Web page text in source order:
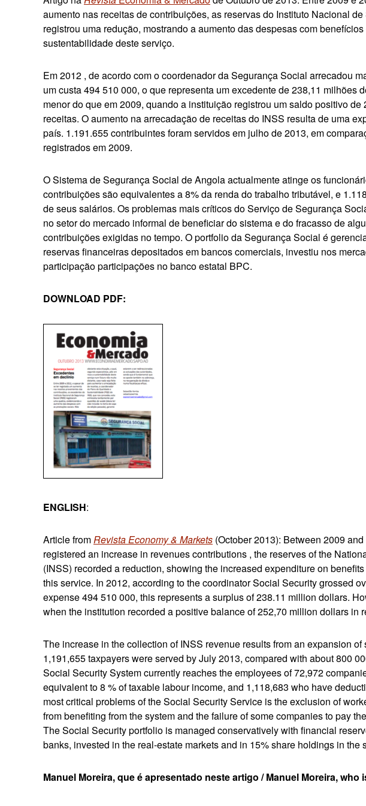
aumento nas receitas de contribuições, as reservas do Instituto Nacional
registrou uma redução, mostrando a aumento das despesas com
sustentabilidade deste serviço.
Em 2012 , de acordo com o coordenador da Segurança Social arrecadou
um custa 494 510 000, o que representa um excedente de 238,11 milhões
menor do que em 2009, quando a instituição registrou um saldo positivo
receitas. O aumento na arrecadação de receitas do INSS resulta de uma
país. 1.191.655 contribuintes foram servidos em julho de 2013, em
registrados em 2009.
O Sistema de Segurança Social de Angola actualmente atinge os
contribuições são equivalentes a 8% da renda do trabalho tributável, e
de seus salários. Os problemas mais críticos do Serviço de Segurança
no setor do mercado informal de beneficiar do sistema e do fracasso de
contribuições exigidas no tempo. O portfolio da Segurança Social é
reservas financeiras depositados em bancos comerciais, investiu nos
participação participações no banco estatal BPC.
DOWNLOAD PDF:
ENGLISH:
Article fromRevista Economy & Markets (October 2013): Between 2009
registered an increase in revenues contributions , the reserves of the
(INSS) recorded a reduction, showing the increased expenditure on
this service. In 2012, according to the coordinator Social Security grossed
expense 494 510 000, this represents a surplus of 238.11 million dollars.
when the institution recorded a positive balance of 252,70 million dollars in
The increase in the collection of INSS revenue results from an expansion of
1,191,655 taxpayers were served by July 2013, compared with about 800
Social Security System currently reaches the employees of 72,972
equivalent to 8 % of taxable labour income, and 1,118,683 who have
most critical problems of the Social Security Service is the exclusion of
from benefiting from the system and the failure of some companies to pay
The Social Security portfolio is managed conservatively with financial
banks, invested in the real-estate markets and in 15% share holdings in the
Manuel Moreira, que é apresentado neste artigo / Manuel Moreira, who